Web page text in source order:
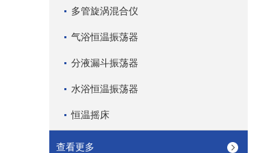
多管旋涡混合仪
气浴恒温振荡器
分液漏斗振荡器
水浴恒温振荡器
恒温摇床
查看更多